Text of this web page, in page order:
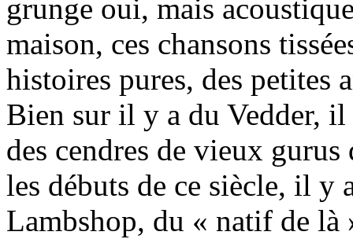
grunge oui, mais
maison, ces chansons
histoires pures, des petites
Bien sur il y a du Vedder,
des cendres de vieux
les débuts de ce siècle, il y
Lambshop, du « natif de